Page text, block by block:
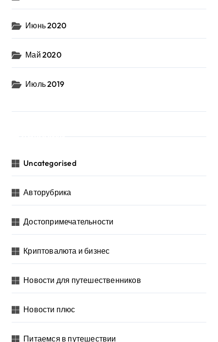
Июнь 2020
Май 2020
Июль 2019
Uncategorised
Авторубрика
Достопримечательности
Криптовалюта и бизнес
Новости для путешественников
Новости плюс
Питаемся в путешествии